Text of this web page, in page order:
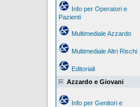
Info per Operatori e
Pazienti
Multimediale Azzardo
Multimediale Altri Rischi
Editoriali
Azzardo e Giovani
Info per Genitori e